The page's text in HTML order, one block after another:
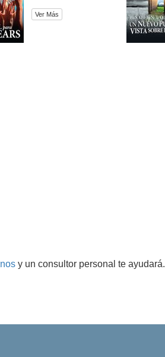
Ver Más
y un consultor personal te ayudará.